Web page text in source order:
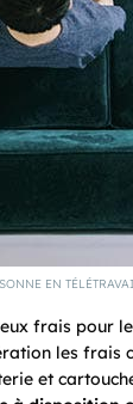
EN
frais pour
les frais
et